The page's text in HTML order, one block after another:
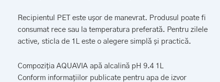
Recipientul PET este ușor de manevrat. Produsul poate fi
consumat rece sau la temperatura preferată. Pentru zilele
active, sticla de 1L este o alegere simplă și practică.
Compoziția AQUAVIA apă alcalină pH 9.4 1L
Conform informațiilor publicate pentru apa de izvor